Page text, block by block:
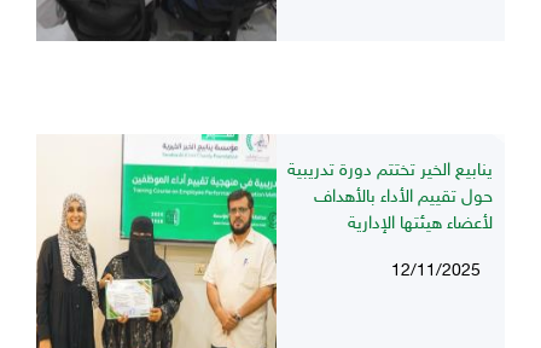
ينابيع الخير تختتم دورة تدريبية
حول تقييم الأداء بالأهداف
لأعضاء هيئتها الإدارية
12/11/2025